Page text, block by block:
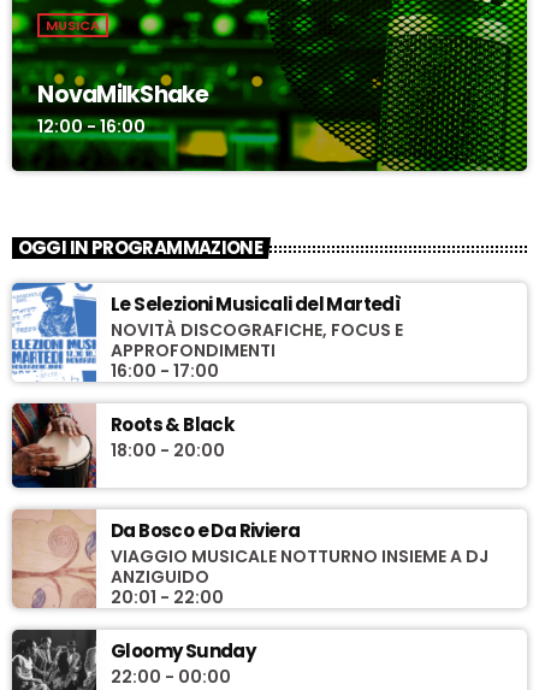
MUSICA
NovaMilkShake
12:00 - 16:00
OGGI IN PROGRAMMAZIONE
Le Selezioni Musicali del Martedì
NOVITÀ DISCOGRAFICHE, FOCUS E
APPROFONDIMENTI
16:00 - 17:00
Roots & Black
18:00 - 20:00
Da Bosco e Da Riviera
VIAGGIO MUSICALE NOTTURNO INSIEME A DJ
ANZIGUIDO
20:01 - 22:00
Gloomy Sunday
22:00 - 00:00